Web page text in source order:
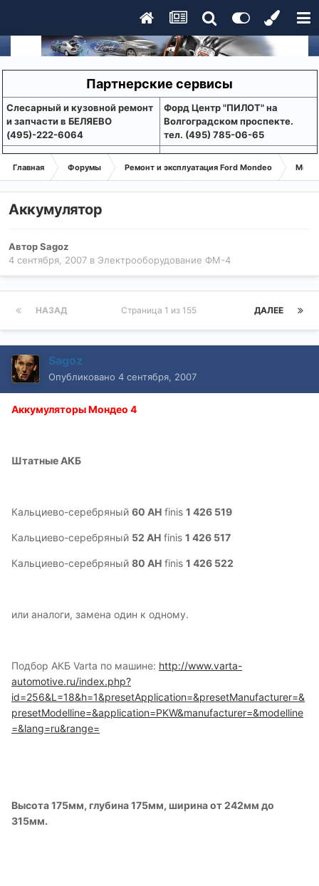
Партнерские сервисы
Слесарный и кузовной ремонт
и запчасти в БЕЛЯЕВО
(495)-222-6064
Форд Центр "ПИЛОТ" на
Волгоградском проспекте.
тел. (495) 785-06-65
Главная Форумы Ремонт и эксплуатация Ford Mondeo
Аккумулятор
АвторSagoz
4 сентября, 2007 в Электрооборудование ФМ-4
НАЗАД ДАЛЕЕ
Страница 1 из 155
Sagoz
Опубликовано 4 сентября, 2007
Аккумуляторы Мондео 4
Штатные АКБ
Кальциево-серебряный 60 AH finis 1 426 519
Кальциево-серебряный 52 AH finis 1 426 517
Кальциево-серебряный 80 AH finis 1 426 522
или аналоги, замена один к одному.
Подбор АКБ Varta по машине: http://www.varta-
automotive.ru/index.php?
id=256&L=18&h=1&presetApplication=&presetManufacturer=&
presetModelline=&application=PKW&manufacturer=&modelline
=&lang=ru&range=
Высота 175мм, глубина 175мм, ширина от 242мм до
315мм.